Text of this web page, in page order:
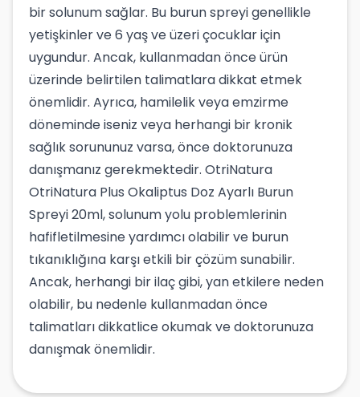
bir solunum sağlar. Bu burun spreyi genellikle
yetişkinler ve 6 yaş ve üzeri çocuklar için
uygundur. Ancak, kullanmadan önce ürün
üzerinde belirtilen talimatlara dikkat etmek
önemlidir. Ayrıca, hamilelik veya emzirme
döneminde iseniz veya herhangi bir kronik
sağlık sorununuz varsa, önce doktorunuza
danışmanız gerekmektedir. OtriNatura
OtriNatura Plus Okaliptus Doz Ayarlı Burun
Spreyi 20ml, solunum yolu problemlerinin
hafifletilmesine yardımcı olabilir ve burun
tıkanıklığına karşı etkili bir çözüm sunabilir.
Ancak, herhangi bir ilaç gibi, yan etkilere neden
olabilir, bu nedenle kullanmadan önce
talimatları dikkatlice okumak ve doktorunuza
danışmak önemlidir.